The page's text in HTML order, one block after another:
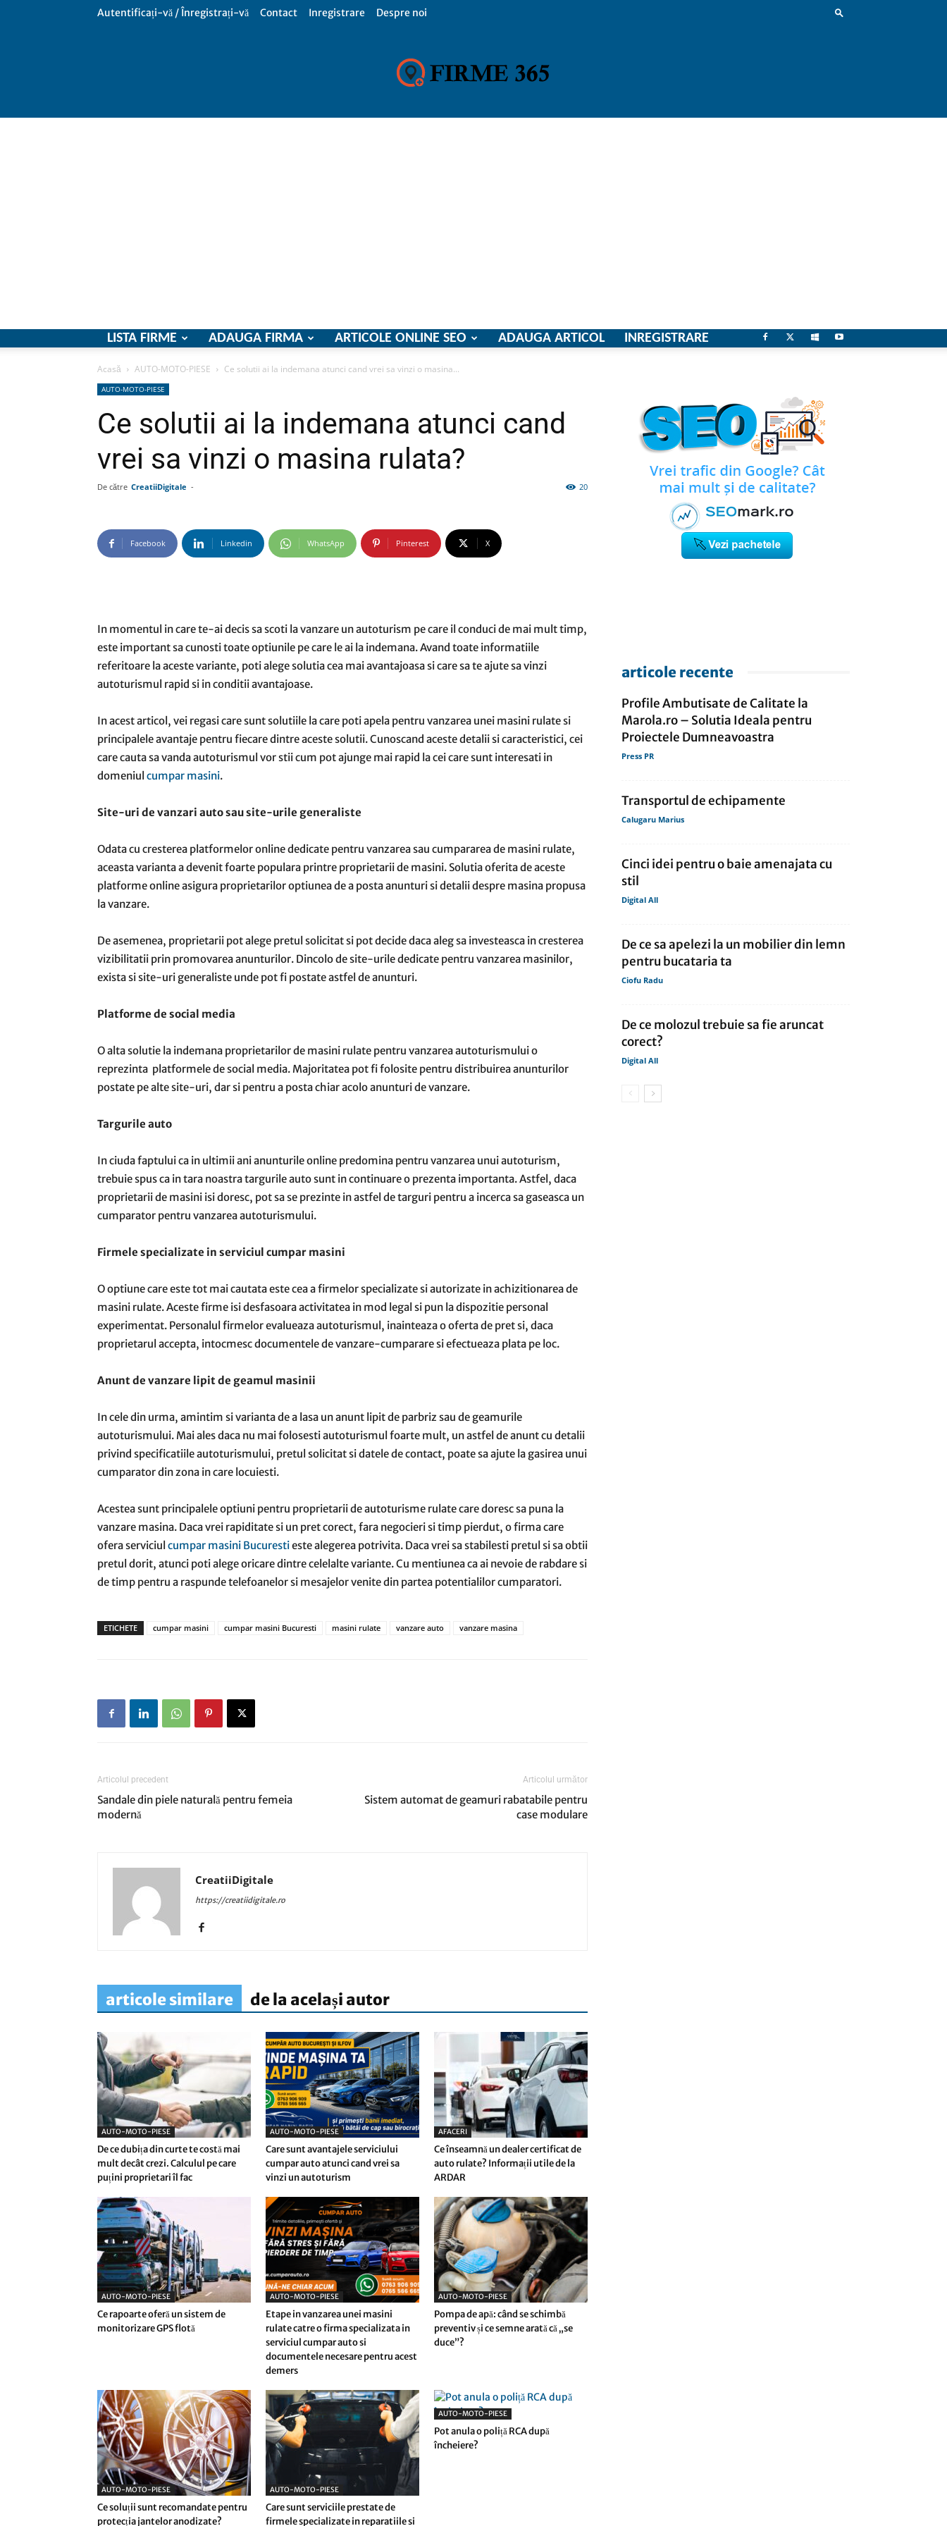
Autentificați-vă / Înregistrați-vă Contact Inregistrare Despre noi
LISTA FIRME ADAUGA FIRMA ARTICOLE ONLINE SEO ADAUGA ARTICOL INREGISTRARE
Acasă AUTO-MOTO-PIESE Ce solutii ai la indemana atunci cand vrei sa vinzi o masina...
AUTO-MOTO-PIESE
Ce solutii ai la indemana atunci cand
vrei sa vinzi o masina rulata?
De către CreatiiDigitale - 20
Facebook Linkedin WhatsApp Pinterest X
In momentul in care te-ai decis sa scoti la vanzare un autoturism pe care il conduci de mai mult timp,
este important sa cunosti toate optiunile pe care le ai la indemana. Avand toate informatiile
referitoare la aceste variante, poti alege solutia cea mai avantajoasa si care sa te ajute sa vinzi
autoturismul rapid si in conditii avantajoase.
In acest articol, vei regasi care sunt solutiile la care poti apela pentru vanzarea unei masini rulate si
principalele avantaje pentru fiecare dintre aceste solutii. Cunoscand aceste detalii si caracteristici, cei
care cauta sa vanda autoturismul vor stii cum pot ajunge mai rapid la cei care sunt interesati in
domeniul cumpar masini.
Site-uri de vanzari auto sau site-urile generaliste
Odata cu cresterea platformelor online dedicate pentru vanzarea sau cumpararea de masini rulate,
aceasta varianta a devenit foarte populara printre proprietarii de masini. Solutia oferita de aceste
platforme online asigura proprietarilor optiunea de a posta anunturi si detalii despre masina propusa
la vanzare.
De asemenea, proprietarii pot alege pretul solicitat si pot decide daca aleg sa investeasca in cresterea
vizibilitatii prin promovarea anunturilor. Dincolo de site-urile dedicate pentru vanzarea masinilor,
exista si site-uri generaliste unde pot fi postate astfel de anunturi.
Platforme de social media
O alta solutie la indemana proprietarilor de masini rulate pentru vanzarea autoturismului o
reprezinta platformele de social media. Majoritatea pot fi folosite pentru distribuirea anunturilor
postate pe alte site-uri, dar si pentru a posta chiar acolo anunturi de vanzare.
Targurile auto
In ciuda faptului ca in ultimii ani anunturile online predomina pentru vanzarea unui autoturism,
trebuie spus ca in tara noastra targurile auto sunt in continuare o prezenta importanta. Astfel, daca
proprietarii de masini isi doresc, pot sa se prezinte in astfel de targuri pentru a incerca sa gaseasca un
cumparator pentru vanzarea autoturismului.
Firmele specializate in serviciul cumpar masini
O optiune care este tot mai cautata este cea a firmelor specializate si autorizate in achizitionarea de
masini rulate. Aceste firme isi desfasoara activitatea in mod legal si pun la dispozitie personal
experimentat. Personalul firmelor evalueaza autoturismul, inainteaza o oferta de pret si, daca
proprietarul accepta, intocmesc documentele de vanzare-cumparare si efectueaza plata pe loc.
Anunt de vanzare lipit de geamul masinii
In cele din urma, amintim si varianta de a lasa un anunt lipit de parbriz sau de geamurile
autoturismului. Mai ales daca nu mai folosesti autoturismul foarte mult, un astfel de anunt cu detalii
privind specificatiile autoturismului, pretul solicitat si datele de contact, poate sa ajute la gasirea unui
cumparator din zona in care locuiesti.
Acestea sunt principalele optiuni pentru proprietarii de autoturisme rulate care doresc sa puna la
vanzare masina. Daca vrei rapiditate si un pret corect, fara negocieri si timp pierdut, o firma care
ofera serviciul cumpar masini Bucurestieste alegerea potrivita. Daca vrei sa stabilesti pretul si sa obtii
pretul dorit, atunci poti alege oricare dintre celelalte variante. Cu mentiunea ca ai nevoie de rabdare si
de timp pentru a raspunde telefoanelor si mesajelor venite din partea potentialilor cumparatori.
ETICHETE cumpar masini cumpar masini Bucuresti masini rulate vanzare auto vanzare masina
Articolul precedent
Sandale din piele naturală pentru femeia
modernă
Articolul următor
Sistem automat de geamuri rabatabile pentru
case modulare
CreatiiDigitale
https://creatiidigitale.ro
articole similare de la același autor
AUTO-MOTO-PIESE
De ce dubița din curte te costă mai
mult decât crezi. Calculul pe care
puțini proprietari îl fac
AUTO-MOTO-PIESE
Care sunt avantajele serviciului
cumpar auto atunci cand vrei sa
vinzi un autoturism
AFACERI
Ce înseamnă un dealer certificat de
auto rulate? Informații utile de la
ARDAR
AUTO-MOTO-PIESE
Ce rapoarte oferă un sistem de
monitorizare GPS flotă
AUTO-MOTO-PIESE
Etape in vanzarea unei masini
rulate catre o firma specializata in
serviciul cumpar auto si
documentele necesare pentru acest
demers
AUTO-MOTO-PIESE
Pompa de apă: când se schimbă
preventiv și ce semne arată că „se
duce”?
AUTO-MOTO-PIESE
Ce soluții sunt recomandate pentru
protecția jantelor anodizate?
AUTO-MOTO-PIESE
Care sunt serviciile prestate de
firmele specializate in reparatiile si
AUTO-MOTO-PIESE
Pot anula o poliță RCA după
încheiere?
articole recente
Profile Ambutisate de Calitate la
Marola.ro – Solutia Ideala pentru
Proiectele Dumneavoastra
Press PR
Transportul de echipamente
Calugaru Marius
Cinci idei pentru o baie amenajata cu
stil
Digital All
De ce sa apelezi la un mobilier din lemn
pentru bucataria ta
Ciofu Radu
De ce molozul trebuie sa fie aruncat
corect?
Digital All